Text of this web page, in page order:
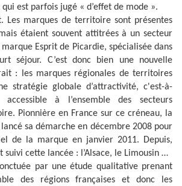
est parfois jugé « d’effet de mode ».
Les marques de territoire sont présentes
étaient souvent attitrées à un secteur
Esprit de Picardie, spécialisée dans
séjour. C’est donc bien une nouvelle
: les marques régionales de territoires
stratégie globale d’attractivité, c'est-à-
à l’ensemble des secteurs
Pionnière en France sur ce créneau, la
sa démarche en décembre 2008 pour
de la marque en janvier 2011. Depuis,
suivi cette lancée : l’Alsace, le Limousin …
par une étude qualitative prenant
des régions françaises et donc les